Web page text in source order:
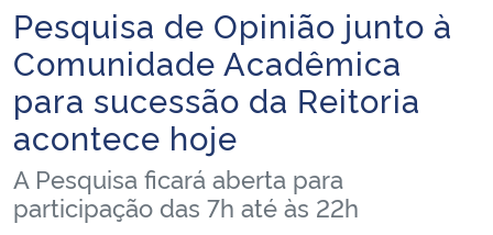
Ministério da Infraestrutura
Ministério da Agricultura, Pecuária e Abastecimento
Ministério da Educação
Ministério da Cidadania
Início do conteúdo
Pesquisa de Opinião junto à
Comunidade Acadêmica
para sucessão da Reitoria
acontece hoje
A Pesquisa ficará aberta para
participação das 7h até às 22h